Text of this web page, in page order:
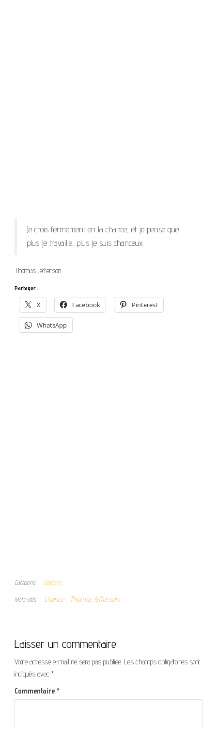
Je crois fermement en la chance, et je pense que
plus je travaille, plus je suis chanceux.
Thomas Jefferson
Partager :
X Facebook Pinterest
WhatsApp
Catégorie Citations
Mots-clés chance Thomas Jefferson
Laisser un commentaire
Votre adresse e-mail ne sera pas publiée. Les champs obligatoires sont
indiqués avec *
Commentaire *